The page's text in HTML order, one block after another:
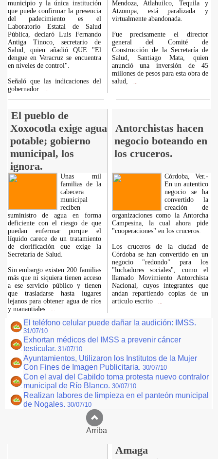
municipio y la única institución
que puede confirmar la presencia
del padecimiento es el
Laboratorio Estatal de Salud
Pública, declaró Luis Fernando
Antiga Tinoco, secretario de
Salud, quien añadió QUE "El
dengue en Veracruz se encuentra
en niveles de control".
Señaló que las indicaciones del
gobernador
Mendoza, Atlahuilco, Tequila y
Atzompa, está paralizada y
virtualmente abandonada.
Fue precisamente el director
general del Comité de
Construcción de la Secretaría de
Salud, Santiago Mata, quien
anunció una inversión de 45
millones de pesos para esta obra de
salud,
El pueblo de
Xoxocotla exige agua
potable; gobierno
municipal, los
ignora.
Antorchistas hacen
negocio boteando en
los cruceros.
Unas mil
familias de la
cabecera
municipal
reciben
suministro de agua en forma
deficiente con el riesgo de que
puedan enfermar porque el
líquido carece de un tratamiento
de clorificación que exige la
Secretaría de Salud.
Sin embargo existen 200 familias
más que ni siquiera tienen acceso
a ese servicio público y tienen
que trasladarse hasta lugares
lejanos para obtener agua de ríos
y manantiales
Córdoba, Ver.-
En un autentico
negocio se ha
convertido la
creación de
organizaciones como la Antorcha
Campesina, la cual ahora pide
"cooperaciones" en los cruceros.
Los cruceros de la ciudad de
Córdoba se han convertido en un
negocio "redondo" para los
"luchadores sociales", como el
llamado Movimiento Antorchista
Nacional, cuyos integrantes que
andan repartiendo copias de un
articulo escrito
El teléfono celular puede dañar la audición: IMSS.
31/07/10
Exhortan médicos del IMSS a prevenir cáncer
testicular. 31/07/10
Ayuntamientos, Utilizaron los Institutos de la Mujer
Con Fines de Imagen Publicitaria. 30/07/10
Con el aval del Cabildo toma protesta nuevo contralor
municipal de Río Blanco. 30/07/10
Realizan labores de limpieza en el panteón municipal
de Nogales. 30/07/10
Arriba
Amaga